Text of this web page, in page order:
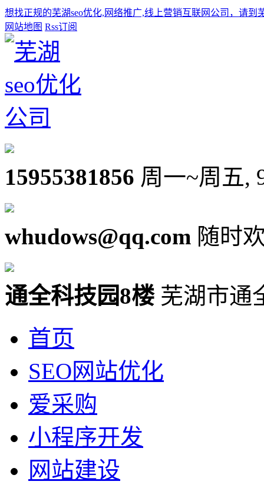
想找正规的芜湖seo优化,网络推广,线上营销互联网公司，请到
网站地图 Rss订阅
15955381856 周一~周五,
whudows@qq.com 随时
通全科技园8楼 芜湖市通
首页
SEO网站优化
爱采购
小程序开发
网站建设